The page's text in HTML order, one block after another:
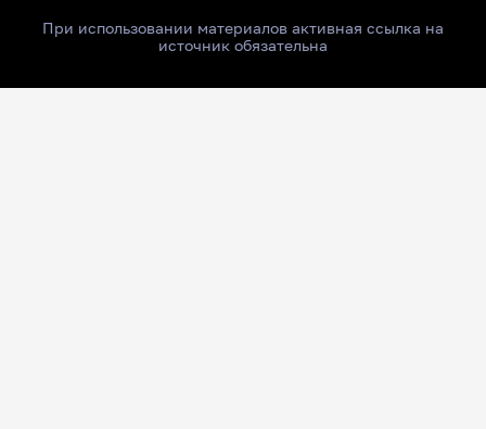
При использовании материалов активная ссылка на
источник обязательна